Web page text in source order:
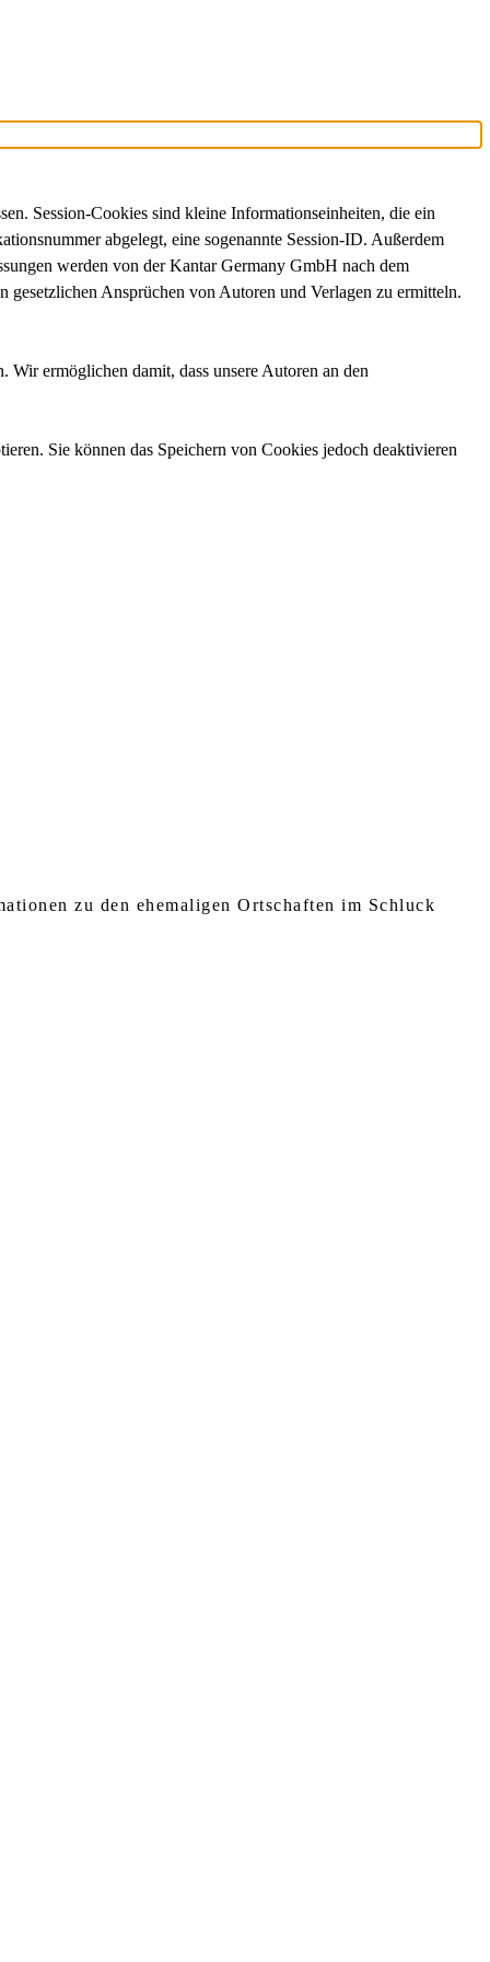
Session-Cookies sind kleine Informationseinheiten, die ein
abgelegt, eine sogenannte Session-ID. Außerdem
werden von der Kantar Germany GmbH nach dem
Ansprüchen von Autoren und Verlagen zu ermitteln.
ermöglichen damit, dass unsere Autoren an den
Sie können das Speichern von Cookies jedoch deaktivieren
zu den ehemaligen Ortschaften im Schluck